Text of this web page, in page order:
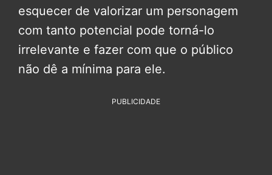
esquecer de valorizar um personagem
com tanto potencial pode torná-lo
irrelevante e fazer com que o público
não dê a mínima para ele.
PUBLICIDADE